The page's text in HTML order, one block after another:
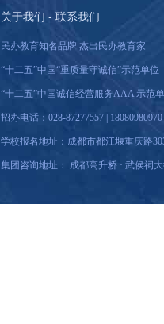
关于我们 - 联系我们
民办教育知名品牌 杰出民办教育家
“十二五”中国“重质量守诚信”示范单位
“十二五”中国诚信经营服务AAA 示范
招办电话：028-87277557 |
学校报名地址：成都市都江堰重庆路
集团咨询地址： 成都高升桥 · 武侯祠